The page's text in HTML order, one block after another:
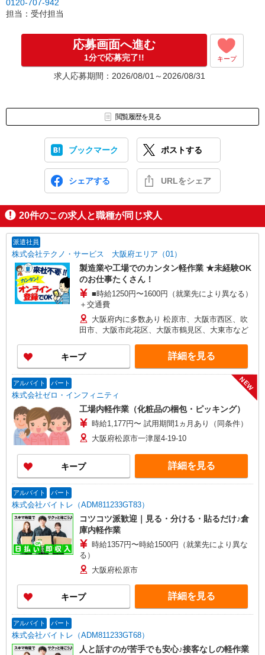
0120-707-942
担当：受付担当
応募画面へ進む
1分で応募完了!! キープ
求人応募期間：2026/08/01～2026/08/31
閲覧履歴を見る
ブックマーク ポストする
シェアする URLをシェア
20件のこの求人と職種が同じ求人
派遣社員
株式会社テクノ・サービス 大阪府エリア（01）
製造業や工場でのカンタン軽作業 ★未経験OK
のお仕事たくさん！
■時給1250円〜1600円（就業先により異なる）
＋交通費
大阪府内に多数あり 松原市、大阪市西区、吹
田市、大阪市此花区、大阪市鶴見区、大東市など
キープ 詳細を見る
アルバイト パート
株式会社ゼロ・インフィニティ
NEW
工場内軽作業（化粧品の梱包・ピッキング）
時給1,177円〜 試用期間1ヵ月あり（同条件）
大阪府松原市一津屋4-19-10
キープ 詳細を見る
アルバイト パート
株式会社バイトレ（ADM811233GT83）
コツコツ派歓迎｜見る・分ける・貼るだけ♪倉
庫内軽作業
時給1357円〜時給1500円（就業先により異な
る）
大阪府松原市
キープ 詳細を見る
アルバイト パート
株式会社バイトレ（ADM811233GT68）
人と話すのが苦手でも安心♪接客なしの軽作業